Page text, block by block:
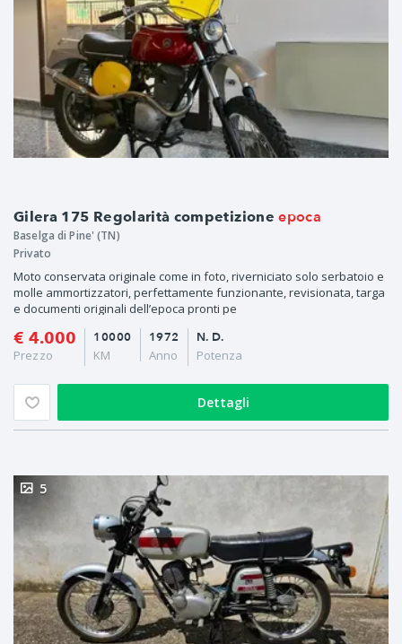
Gilera 175 Regolarità competizioneepoca
Baselga di Pine' (TN)
Privato
Moto conservata originale come in foto, riverniciato solo serbatoio e
molle ammortizzatori, perfettamente funzionante, revisionata, targa
e documenti originali dell’epoca pronti pe
€ 4.000
Prezzo
1972
Anno
10000
KM
N. D.
Potenza
Dettagli
5